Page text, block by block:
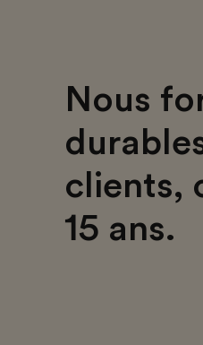
Nous
clients,
15 ans.